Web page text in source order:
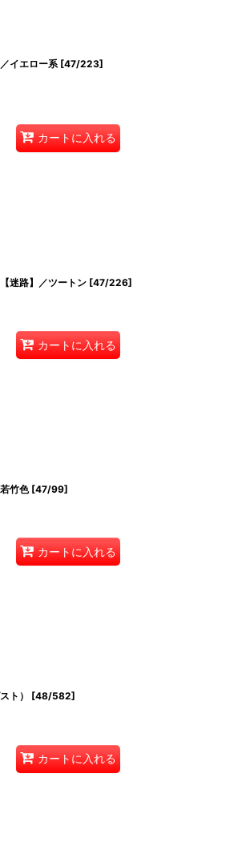
イエロー系 [47/223]
カートに入れる
迷路】／ツートン [47/226]
カートに入れる
竹色 [47/99]
カートに入れる
ト） [48/582]
カートに入れる